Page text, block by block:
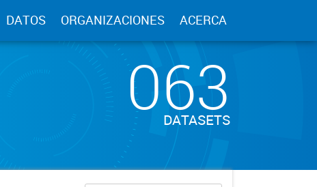
DATOS ORGANIZACIONES ACERCA
063
DATASETS